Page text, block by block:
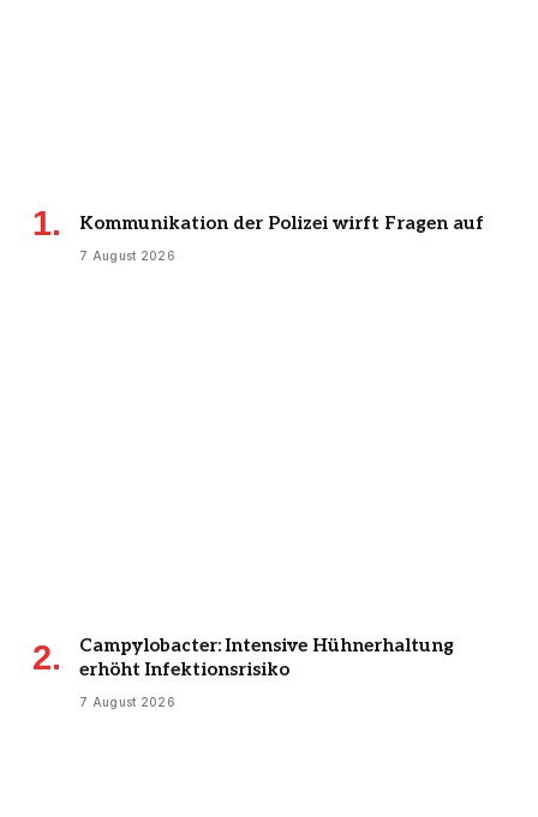
Kommunikation der Polizei wirft Fragen auf
7 August 2026
Campylobacter: Intensive Hühnerhaltung
erhöht Infektionsrisiko
7 August 2026